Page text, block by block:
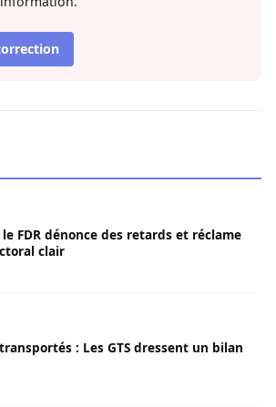
FDR dénonce des retards et réclame
clair
: Les GTS dressent un bilan